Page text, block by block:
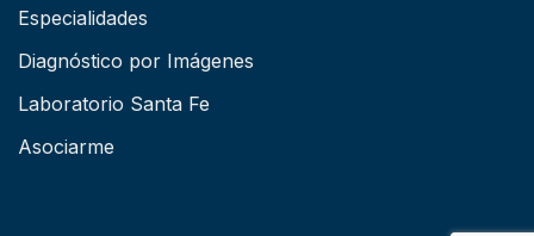
Especialidades
Diagnóstico por Imágenes
Laboratorio Santa Fe
Asociarme